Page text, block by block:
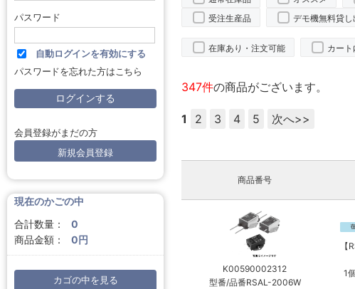
パスワード
自動ログインを有効にする
パスワードを忘れた方はこちら
会員登録がまだの方
新規会員登録
現在のかごの中
合計数量：
0
商品金額：
0円
カゴの中を見る
受注生産品
デモ機無料貸
在庫あり・注文可能 カー
347件の商品がございます。
1 2 3 4 5 次へ>>
商品番号
K00590002312
型番/品番RSAL-2006W
1